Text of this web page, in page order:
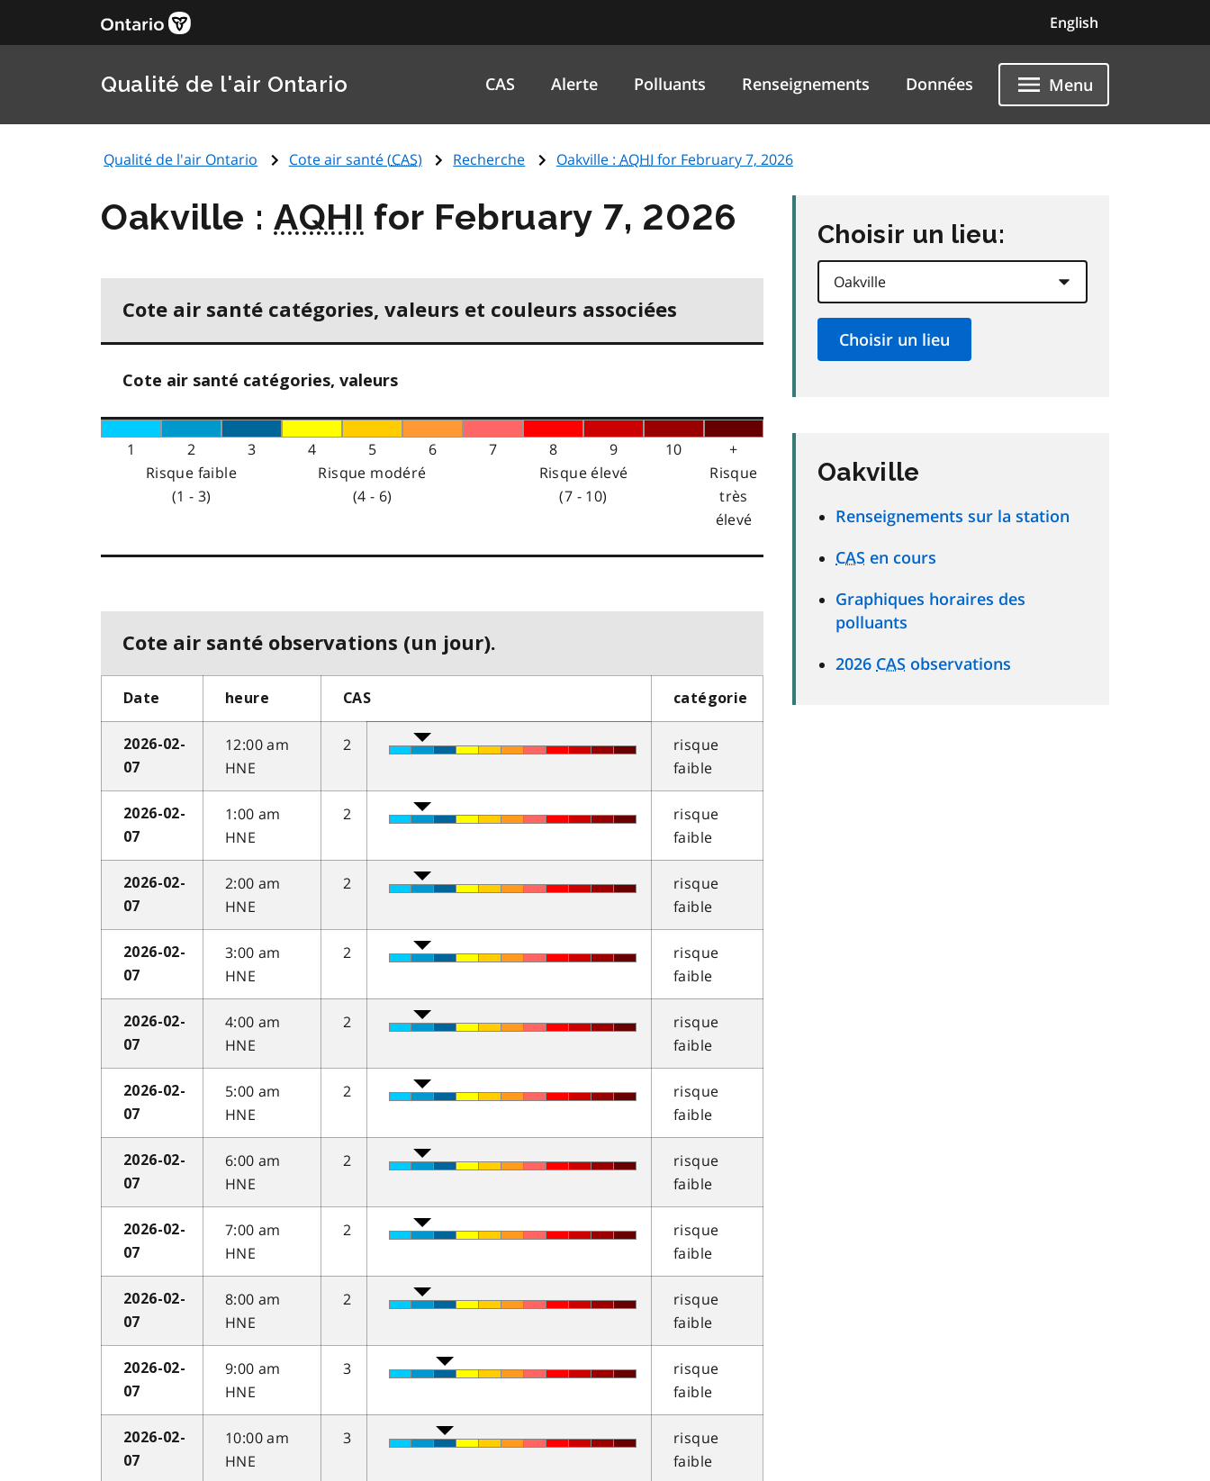
English
Qualité de l'air Ontario CAS Alerte Polluants Renseignements Données Menu
Qualité de l'air Ontario Cote air santé (CAS) Recherche Oakville : AQHI for February 7, 2026
Oakville :AQHI for February 7, 2026
Cote air santé catégories, valeurs et couleurs associées
Cote air santé catégories, valeurs
1 2 3 4 5 6 7 8 9 10
+
Risque faible
(1 - 3)
Risque modéré
(4 - 6)
Risque élevé
(7 - 10)
Risque
très
élevé
Cote air santé observations (un jour).
Date heure CAS catégorie
2026-02-
07
12:00 am
HNE
2
risque
faible
2026-02-
07
1:00 am
HNE
2
risque
faible
2026-02-
07
2:00 am
HNE
2
risque
faible
2026-02-
07
3:00 am
HNE
2
risque
faible
2026-02-
07
4:00 am
HNE
2
risque
faible
2026-02-
07
5:00 am
HNE
2
risque
faible
2026-02-
07
6:00 am
HNE
2
risque
faible
2026-02-
07
7:00 am
HNE
2
risque
faible
2026-02-
07
8:00 am
HNE
2
risque
faible
2026-02-
07
9:00 am
HNE
3
risque
faible
2026-02-
07
10:00 am
HNE
3
risque
faible
Choisir un lieu:
Oakville
Renseignements sur la station
CAS en cours
Graphiques horaires des
polluants
2026 CAS observations